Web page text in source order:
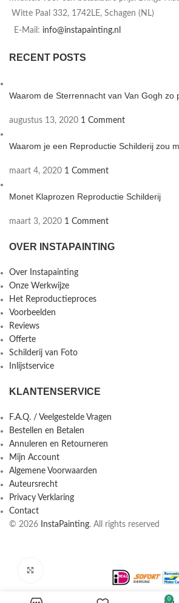
Witte Paal 332, 1742LE, Schagen (NL)
E-Mail: info@instapainting.nl
RECENT POSTS
Waarom de Sterrennacht van Van Gogh zo
augustus 13, 2020 1 Comment
Waarom je een Reproductie Schilderij zou
maart 4, 2020 1 Comment
Monet Klaprozen Reproductie Schilderij
maart 3, 2020 1 Comment
OVER INSTAPAINTING
Over Instapainting
Onze Werkwijze
Het Reproductieproces
Voorbeelden
Reviews
Offerte
Schilderij van Foto
Inlijstservice
KLANTENSERVICE
F.A.Q. / Veelgestelde Vragen
Bestellen en Betalen
Annuleren en Retourneren
Mijn Account
Algemene Voorwaarden
Auteursrecht
Privacy Verklaring
Contact
© 2026
InstaPainting. All rights reserved
0